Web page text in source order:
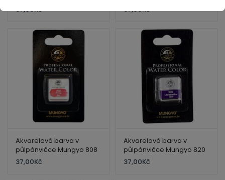
37,00Kč 37,00Kč
Akvarelová barva v
půlpánvičce Mungyo 808
Pyrrol red
37,00Kč
Akvarelová barva v
půlpánvičce Mungyo 820
Ultramarine blue
37,00Kč